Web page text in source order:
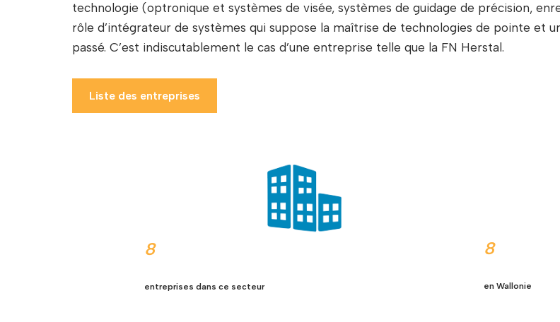
technologie (optronique et systèmes de visée, systèmes de guidage de précision,
rôle d’intégrateur de systèmes qui suppose la maîtrise de technologies de pointe et
passé. C’est indiscutablement le cas d’une entreprise telle que la FN Herstal.
Liste des entreprises
8
entreprises dans ce secteur
8
en Wallonie